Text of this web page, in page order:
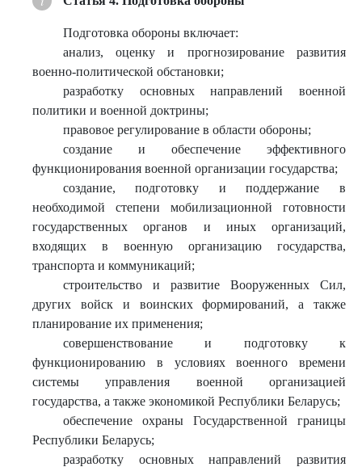
Подготовка обороны включает:
анализ, оценку и прогнозирование развития
военно-политической обстановки;
разработку основных направлений военной
политики и военной доктрины;
правовое регулирование в области обороны;
создание и обеспечение эффективного
функционирования военной организации государства;
создание, подготовку и поддержание в
необходимой степени мобилизационной готовности
государственных органов и иных организаций,
входящих в военную организацию государства,
транспорта и коммуникаций;
строительство и развитие Вооруженных Сил,
других войск и воинских формирований, а также
планирование их применения;
совершенствование и подготовку к
функционированию в условиях военного времени
системы управления военной организацией
государства, а также экономикой Республики Беларусь;
обеспечение охраны Государственной границы
Республики Беларусь;
разработку основных направлений развития